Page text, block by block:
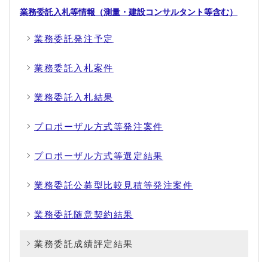
業務委託入札等情報（測量・建設コンサルタント等含む）
業務委託発注予定
業務委託入札案件
業務委託入札結果
プロポーザル方式等発注案件
プロポーザル方式等選定結果
業務委託公募型比較見積等発注案件
業務委託随意契約結果
業務委託成績評定結果